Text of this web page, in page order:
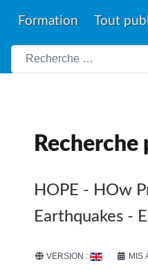
Formation Tout
Rechercher
HOPE - HOw
Earthquakes -
VERSION : MIS